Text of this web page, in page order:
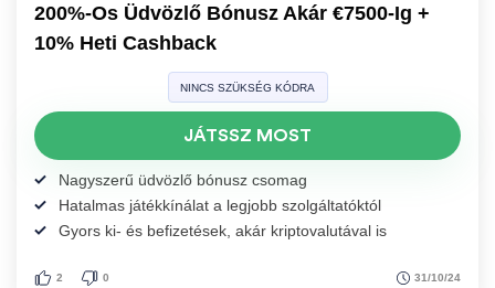
200%-Os Üdvözlő Bónusz Akár €7500-Ig +
10% Heti Cashback
31/10/24
Nagyszerű üdvözlő bónusz csomag
Hatalmas játékkínálat a legjobb szolgáltatóktól
Gyors ki- és befizetések, akár kriptovalutával is
NINCS SZÜKSÉG KÓDRA
JÁTSSZ MOST
2 0